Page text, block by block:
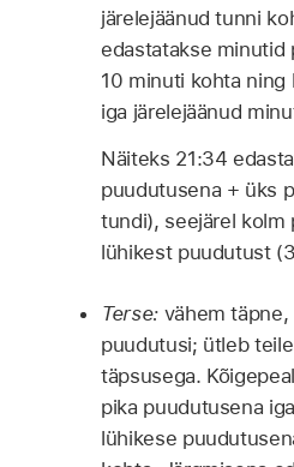
järelejäänud tunni
edastatakse minutid
10 minuti kohta
iga järelejäänud
Näiteks 21:34
puudutusena + üks
tundi), seejärel
lühikest puudutust
Terse: vähem
puudutusi; ütleb
täpsusega.
pika puudutusena
lühikese